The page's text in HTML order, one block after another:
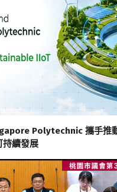
Polytechnic 攜手推
持續發展